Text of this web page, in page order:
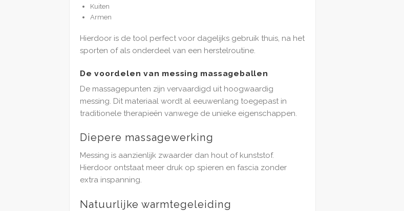
Kuiten
Armen
Hierdoor is de tool perfect voor dagelijks gebruik thuis, na het
sporten of als onderdeel van een herstelroutine.
De voordelen van messing massageballen
De massagepunten zijn vervaardigd uit hoogwaardig
messing. Dit materiaal wordt al eeuwenlang toegepast in
traditionele therapieën vanwege de unieke eigenschappen.
Diepere massagewerking
Messing is aanzienlijk zwaarder dan hout of kunststof.
Hierdoor ontstaat meer druk op spieren en fascia zonder
extra inspanning.
Natuurlijke warmtegeleiding